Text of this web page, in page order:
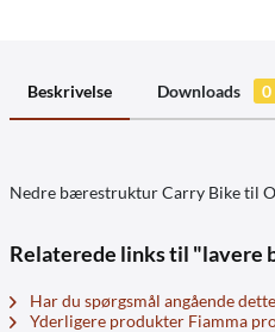
Beskrivelse Downloads 0
Nedre bærestruktur Carry Bike til
Relaterede links til
Har du spørgsmål angående
Yderligere produkter Fiamma